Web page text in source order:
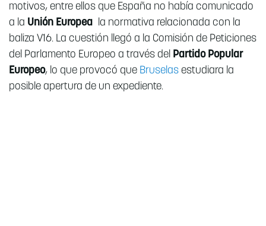
motivos, entre ellos que España no había comunicado
a la Unión Europea la normativa relacionada con la
baliza V16. La cuestión llegó a la Comisión de Peticiones
del Parlamento Europeo a través del Partido Popular
Europeo, lo que provocó que Bruselas estudiara la
posible apertura de un expediente.